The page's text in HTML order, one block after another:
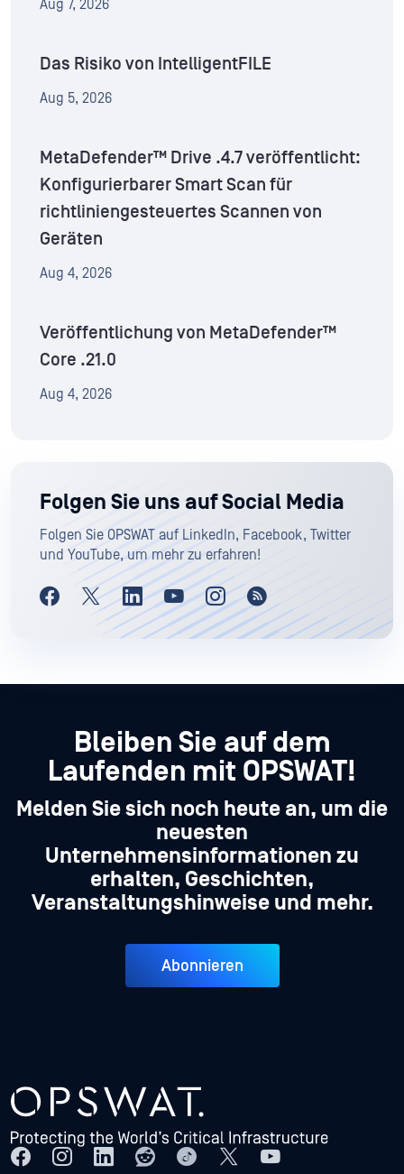
Aug 7, 2026
Das Risiko von IntelligentFILE
Aug 5, 2026
MetaDefender™ Drive .4.7 veröffentlicht:
Konfigurierbarer Smart Scan für
richtliniengesteuertes Scannen von
Geräten
Aug 4, 2026
Veröffentlichung von MetaDefender™
Core .21.0
Aug 4, 2026
Folgen Sie uns auf Social Media
Folgen Sie OPSWAT auf LinkedIn, Facebook, Twitter
und YouTube, um mehr zu erfahren!
Bleiben Sie auf dem
Laufenden mit OPSWAT!
Melden Sie sich noch heute an, um die
neuesten
Unternehmensinformationen zu
erhalten, Geschichten,
Veranstaltungshinweise und mehr.
Abonnieren